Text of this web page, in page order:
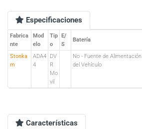
Especificaciones
Fabrica
nte
Mod
elo
Tip
o
E/
S
Batería
Stonka
m
ADA4
4
DV
R
Mo
vil
No - Fuente de Alimentación
del Vehículo
Características